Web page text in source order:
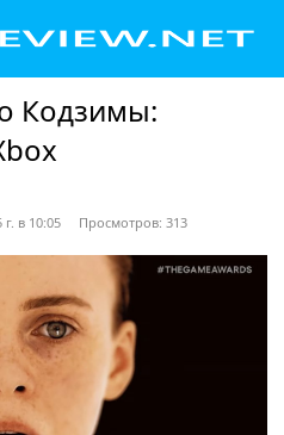
Кодзимы:
в 10:05 Просмотров: 313